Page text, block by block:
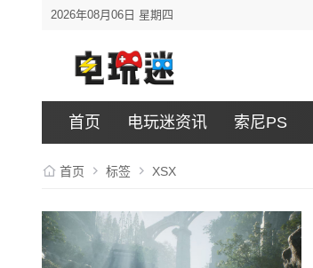
2026年08月06日 星期四
首页 电玩迷资讯 索尼PS
首页 标签 XSX